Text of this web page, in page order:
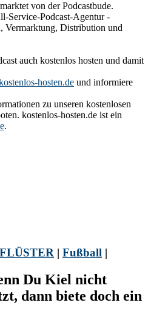
von der Podcastbude.
Service-Podcast-Agentur -
Vermarktung, Distribution und
auch kostenlos hosten und damit
hosten.de und informiere
zu unseren kostenlosen
kostenlos-hosten.de ist ein
.
| Fußball |
Du Kiel nicht
dann biete doch ein